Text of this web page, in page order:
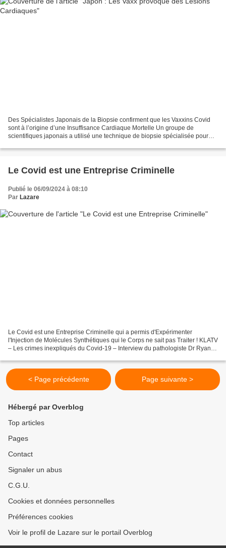
Des Spécialistes Japonais de la Biopsie confirment que les Vaxxins Covid
sont à l’origine d’une Insuffisance Cardiaque Mortelle Un groupe de
scientifiques japonais a utilisé une technique de biopsie spécialisée pour
Le Covid est une Entreprise Criminelle
Publié le 06/09/2024 à 08:10
Par Lazare
Le Covid est une Entreprise Criminelle qui a permis d'Expérimenter
l'Injection de Molécules Synthétiques qui le Corps ne sait pas Traiter ! KLATV
– Les crimes inexpliqués du Covid-19 – Interview du pathologiste Dr Ryan
< Page précédente Page suivante >
Hébergé par Overblog
Top articles
Pages
Contact
Signaler un abus
C.G.U.
Cookies et données personnelles
Préférences cookies
Voir le profil de Lazare sur le portail Overblog